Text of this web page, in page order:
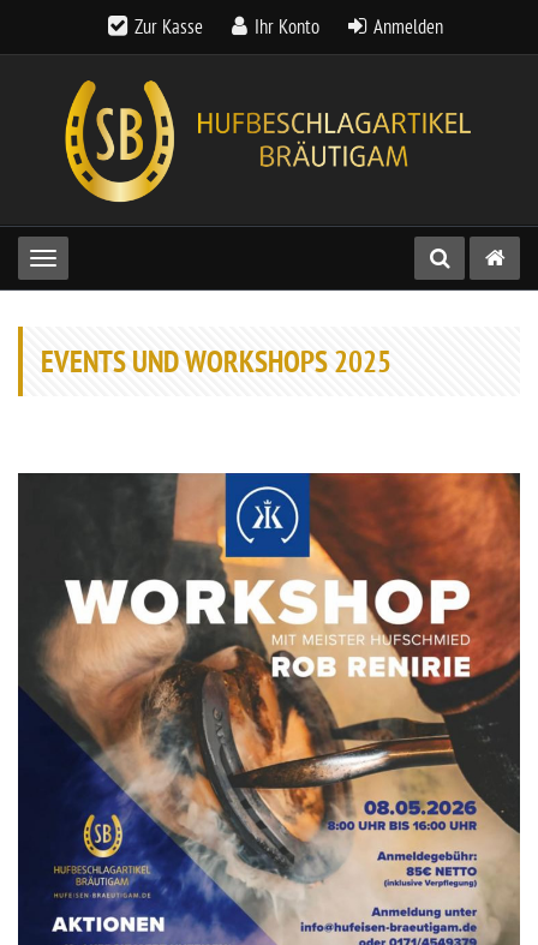
Zur Kasse Ihr Konto Anmelden
Toggle navigation
EVENTS UND WORKSHOPS 2025